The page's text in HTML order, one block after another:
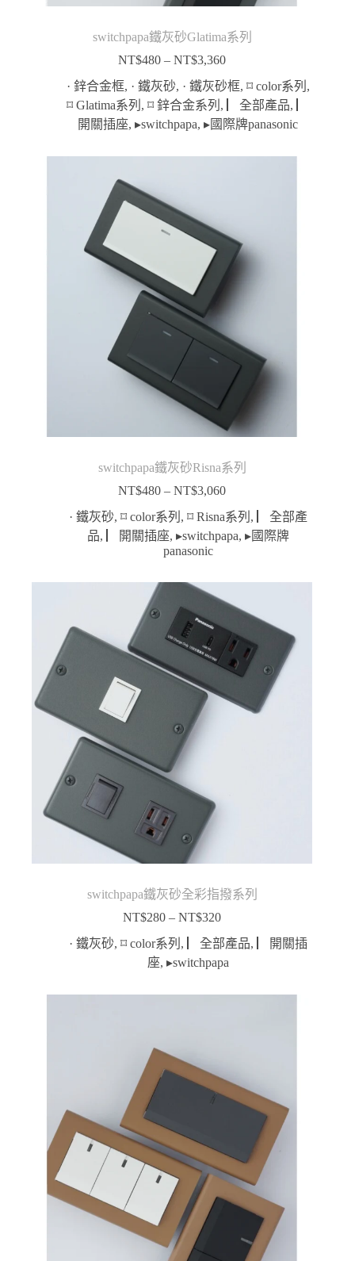
switchpapa鐵灰砂Glatima系列
NT$480 – NT$3,360價
格
範
圍：
NT$480
到
· 鋅合金框, · 鐵灰砂, · 鐵灰砂框, ⌑ color系列 ,
⌑ Glatima系列 ,⌑ 鋅合金系列 , ▏全部產品,
開關插座,▸switchpapa,▸國際牌panasonic
switchpapa鐵灰砂Risna系列
NT$480 – NT$3,060價
格
範
到
NT$3,060
· 鐵灰砂, ⌑ color系列 , ⌑ Risna系列 ,
▏全部產
品, ▏開關插座, ▸switchpapa, ▸國際牌
panasonic
switchpapa鐵灰砂全彩指撥系列
NT$280 – NT$320價
格
範
NT$280
· 鐵灰砂, ⌑ color系列 , ▏全部產品,
▏開關插
座, ▸switchpapa